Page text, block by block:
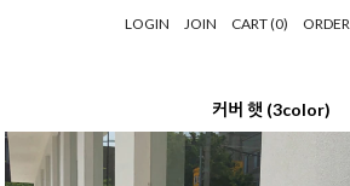
LOGIN JOIN CART (0) ORDER
커버 햇 (3color)